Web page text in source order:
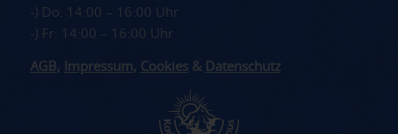
-) Do: 14:00 – 16:00 Uhr
-) Fr: 14:00 – 16:00 Uhr
AGB , Impressum, Cookies& Datenschutz